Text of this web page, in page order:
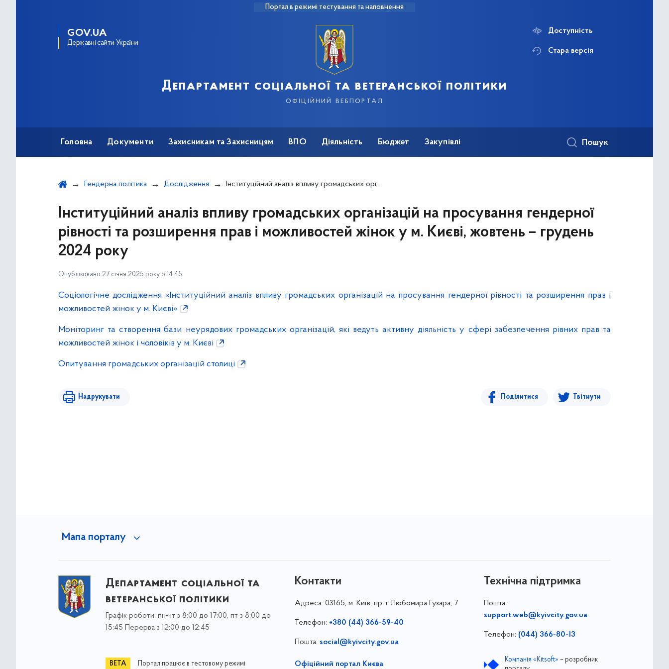
Портал в режимі тестування та наповнення
GOV.UA
Державні сайти України
Департамент соціальної та ветеранської політики
офіційний вебпортал
Доступність
Стара версія
Головна Документи Захисникам та Захисницям ВПО Діяльність Бюджет Закупівлі Пошук
Гендерна політика Дослідження Інституційний аналіз впливу громадських організацій на просування гендерної рівності та розширення прав і можливостей жінок у м. Києві, жовтень – грудень 2024 року
Інституційний аналіз впливу громадських організацій на просування гендерної
рівності та розширення прав і можливостей жінок у м. Києві, жовтень – грудень
2024 року
Опубліковано 27 січня 2025 року о 14:45
Соціологічне дослідження «Інституційний аналіз впливу громадських організацій на просування гендерної рівності та розширення прав і
можливостей жінок у м. Києві»
Моніторинг та створення бази неурядових громадських організацій, які ведуть активну діяльність у сфері забезпечення рівних прав та
можливостей жінок і чоловіків у м. Києві
Опитування громадських організацій столиці
Надрукувати Поділитися Твітнути
Мапа порталу
Департамент соціальної та
ветеранської політики
Графік роботи: пн-чт з 8:00 до 17:00, пт з 8:00 до
15:45 Перерва з 12:00 до 12:45
Портал працює в тестовому режимі
Контакти
Адреса: 03165, м. Київ, пр-т Любомира Гузара, 7
Телефон: +380 (44) 366-59-40
Пошта: social@kyivcity.gov.ua
Офіційний портал Києва
Технічна підтримка
Пошта:
support.web@kyivcity.gov.ua
Телефон: (044) 366-80-13
Компанія «Kitsoft» – розробник